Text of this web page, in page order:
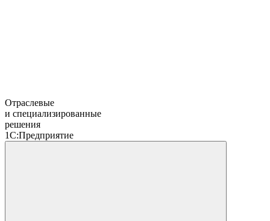
Отраслевые
и специализированные
решения
1С:Предприятие